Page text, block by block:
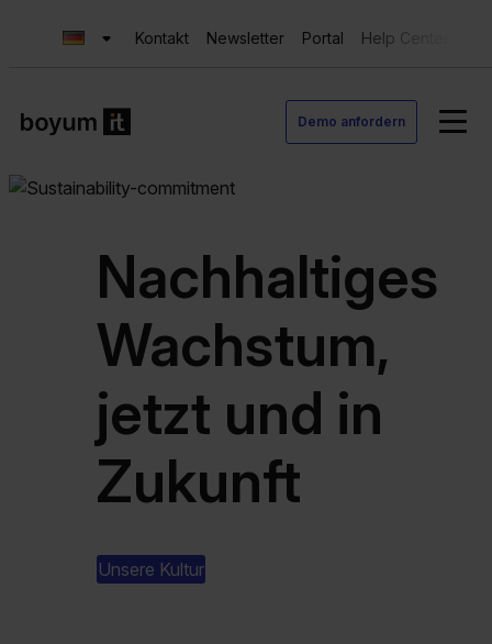
Kontakt Newsletter Portal Help Center
Demo anfordern
Nachhaltiges
Wachstum,
jetzt und in
Zukunft
Unsere Kultur